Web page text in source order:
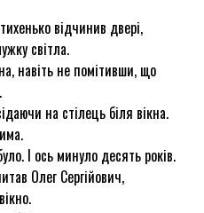
відчинив двері,
світла.
навіть не помітивши, що
на стілець біля вікна.
І ось минуло десять років.
Олег Сергійович,